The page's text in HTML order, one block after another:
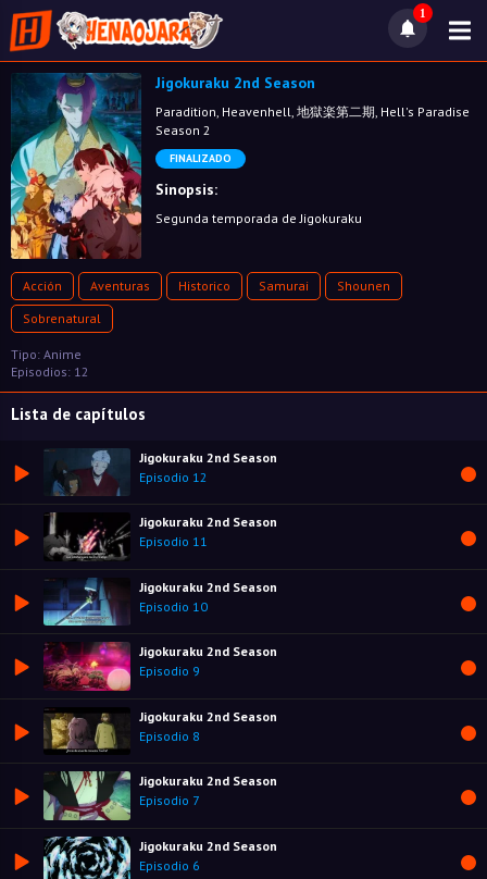
1
Jigokuraku 2nd Season
Paradition, Heavenhell, 地獄楽第二期, Hell's Paradise
Season 2
FINALIZADO
Sinopsis:
Segunda temporada de Jigokuraku
Acción Aventuras Historico Samurai
Shounen
Sobrenatural
Tipo: Anime
Episodios: 12
Lista de capítulos
Jigokuraku 2nd Season
Episodio 12
Jigokuraku 2nd Season
Episodio 11
Jigokuraku 2nd Season
Episodio 10
Jigokuraku 2nd Season
Episodio 9
Jigokuraku 2nd Season
Episodio 8
Jigokuraku 2nd Season
Episodio 7
Jigokuraku 2nd Season
Episodio 6